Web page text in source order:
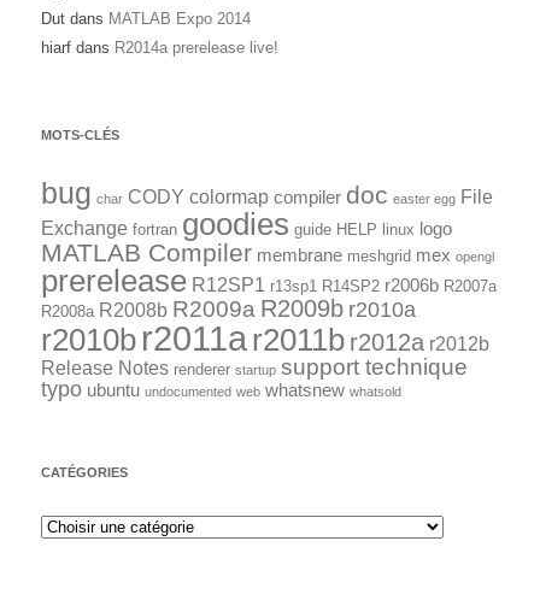
Dut dans MATLAB Expo 2014
hiarf dans R2014a prerelease live!
MOTS-CLÉS
bug char CODY colormap compiler doc easter egg File
Exchange fortran goodies guide HELP linux logo
MATLAB Compiler membrane meshgrid mex opengl
prerelease R12SP1 r13sp1 R14SP2 r2006b R2007a
R2008a R2008b R2009a R2009b r2010a
r2010b r2011ar2011b r2012a r2012b
Release Notes renderer startup support technique
typo ubuntu undocumented web whatsnew whatsold
CATÉGORIES